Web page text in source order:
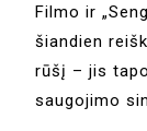
Filmo ir
šiandien
rūšį – jis
saugojimo